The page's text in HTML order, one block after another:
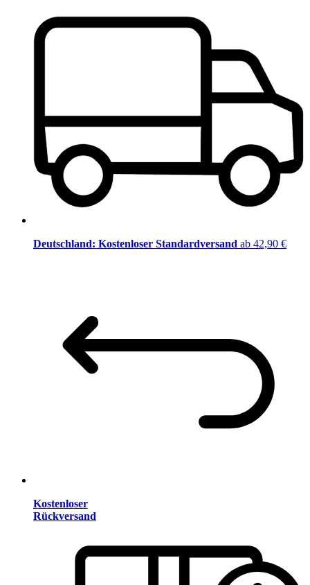
Deutschland: Kostenloser Standardversand ab 42,90 €
Kostenloser
Rückversand